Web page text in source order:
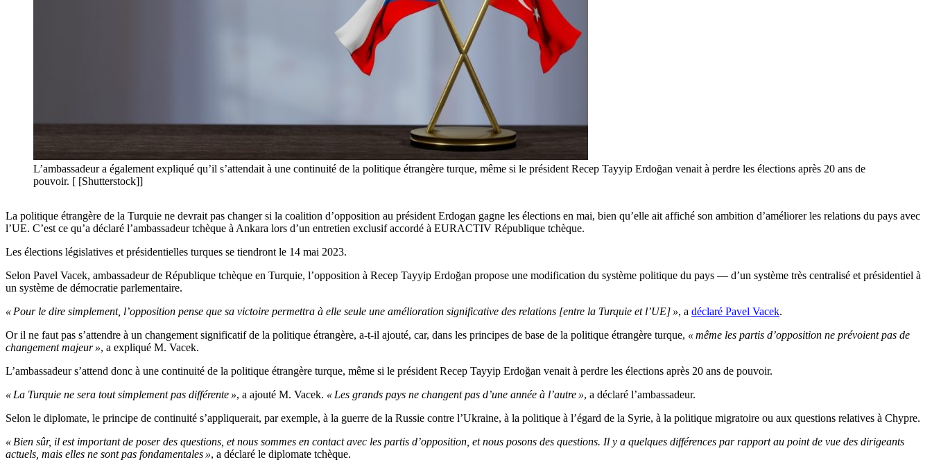
L’ambassadeur a également expliqué qu’il s’attendait à une continuité de la politique étrangère turque, même si le président Recep Tayyip Erdoğan venait à perdre les élections après 20 ans de
pouvoir. [ [Shutterstock]]
La politique étrangère de la Turquie ne devrait pas changer si la coalition d’opposition au président Erdogan gagne les élections en mai, bien qu’elle ait affiché son ambition d’améliorer les relations du pays avec
l’UE. C’est ce qu’a déclaré l’ambassadeur tchèque à Ankara lors d’un entretien exclusif accordé à EURACTIV République tchèque.
Les élections législatives et présidentielles turques se tiendront le 14 mai 2023.
Selon Pavel Vacek, ambassadeur de République tchèque en Turquie, l’opposition à Recep Tayyip Erdoğan propose une modification du système politique du pays — d’un système très centralisé et présidentiel à
un système de démocratie parlementaire.
« Pour le dire simplement, l’opposition pense que sa victoire permettra à elle seule une amélioration significative des relations [entre la Turquie et l’UE] », a déclaré Pavel Vacek.
Or il ne faut pas s’attendre à un changement significatif de la politique étrangère, a-t-il ajouté, car, dans les principes de base de la politique étrangère turque, « même les partis d’opposition ne prévoient pas de
changement majeur », a expliqué M. Vacek.
L’ambassadeur s’attend donc à une continuité de la politique étrangère turque, même si le président Recep Tayyip Erdoğan venait à perdre les élections après 20 ans de pouvoir.
« La Turquie ne sera tout simplement pas différente », a ajouté M. Vacek. « Les grands pays ne changent pas d’une année à l’autre », a déclaré l’ambassadeur.
Selon le diplomate, le principe de continuité s’appliquerait, par exemple, à la guerre de la Russie contre l’Ukraine, à la politique à l’égard de la Syrie, à la politique migratoire ou aux questions relatives à Chypre.
« Bien sûr, il est important de poser des questions, et nous sommes en contact avec les partis d’opposition, et nous posons des questions. Il y a quelques différences par rapport au point de vue des dirigeants
actuels, mais elles ne sont pas fondamentales », a déclaré le diplomate tchèque.